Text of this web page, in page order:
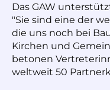
Das GAW
"Sie sind eine der
die uns noch bei
Kirchen und
betonen
weltweit 50